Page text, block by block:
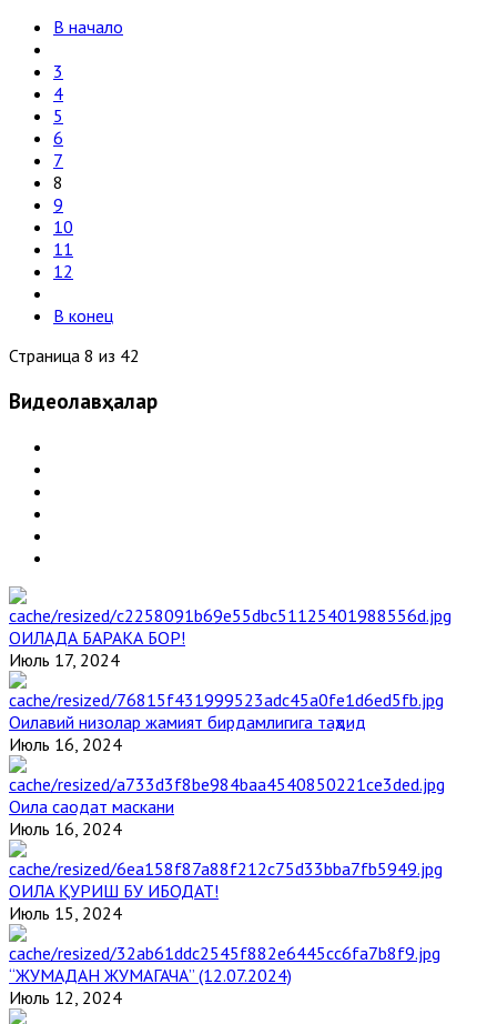
В начало
3
4
5
6
7
8
9
10
11
12
В конец
Страница 8 из 42
Видеолавҳалар
ОИЛАДА БАРАКА БОР!
Июль 17, 2024
Оилавий низолар жамият бирдамлигига таҳдид
Июль 16, 2024
Оила саодат маскани
Июль 16, 2024
ОИЛА ҚУРИШ БУ ИБОДАТ!
Июль 15, 2024
“ЖУМАДАН ЖУМАГАЧА” (12.07.2024)
Июль 12, 2024